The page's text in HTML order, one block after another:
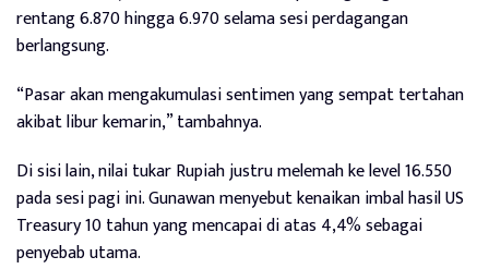
rentang 6.870 hingga 6.970 selama sesi perdagangan
berlangsung.
“Pasar akan mengakumulasi sentimen yang sempat tertahan
akibat libur kemarin,” tambahnya.
Di sisi lain, nilai tukar Rupiah justru melemah ke level 16.550
pada sesi pagi ini. Gunawan menyebut kenaikan imbal hasil US
Treasury 10 tahun yang mencapai di atas 4,4% sebagai
penyebab utama.